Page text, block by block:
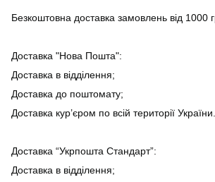
Безкоштовна доставка замовлень від 1000
Доставка "Нова Пошта":
Доставка в відділення;
Доставка до поштомату;
Доставка кур’єром по всій території України.
Доставка “Укрпошта Стандарт”:
Доставка в відділення;